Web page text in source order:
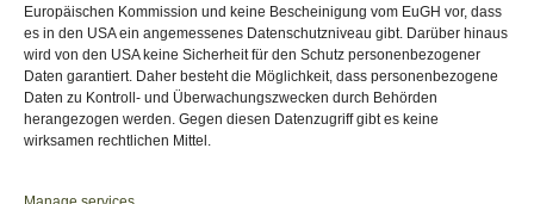
Europäischen Kommission und keine Bescheinigung vom EuGH vor, dass
es in den USA ein angemessenes Datenschutzniveau gibt. Darüber hinaus
wird von den USA keine Sicherheit für den Schutz personenbezogener
Daten garantiert. Daher besteht die Möglichkeit, dass personenbezogene
Daten zu Kontroll- und Überwachungszwecken durch Behörden
herangezogen werden. Gegen diesen Datenzugriff gibt es keine
wirksamen rechtlichen Mittel.